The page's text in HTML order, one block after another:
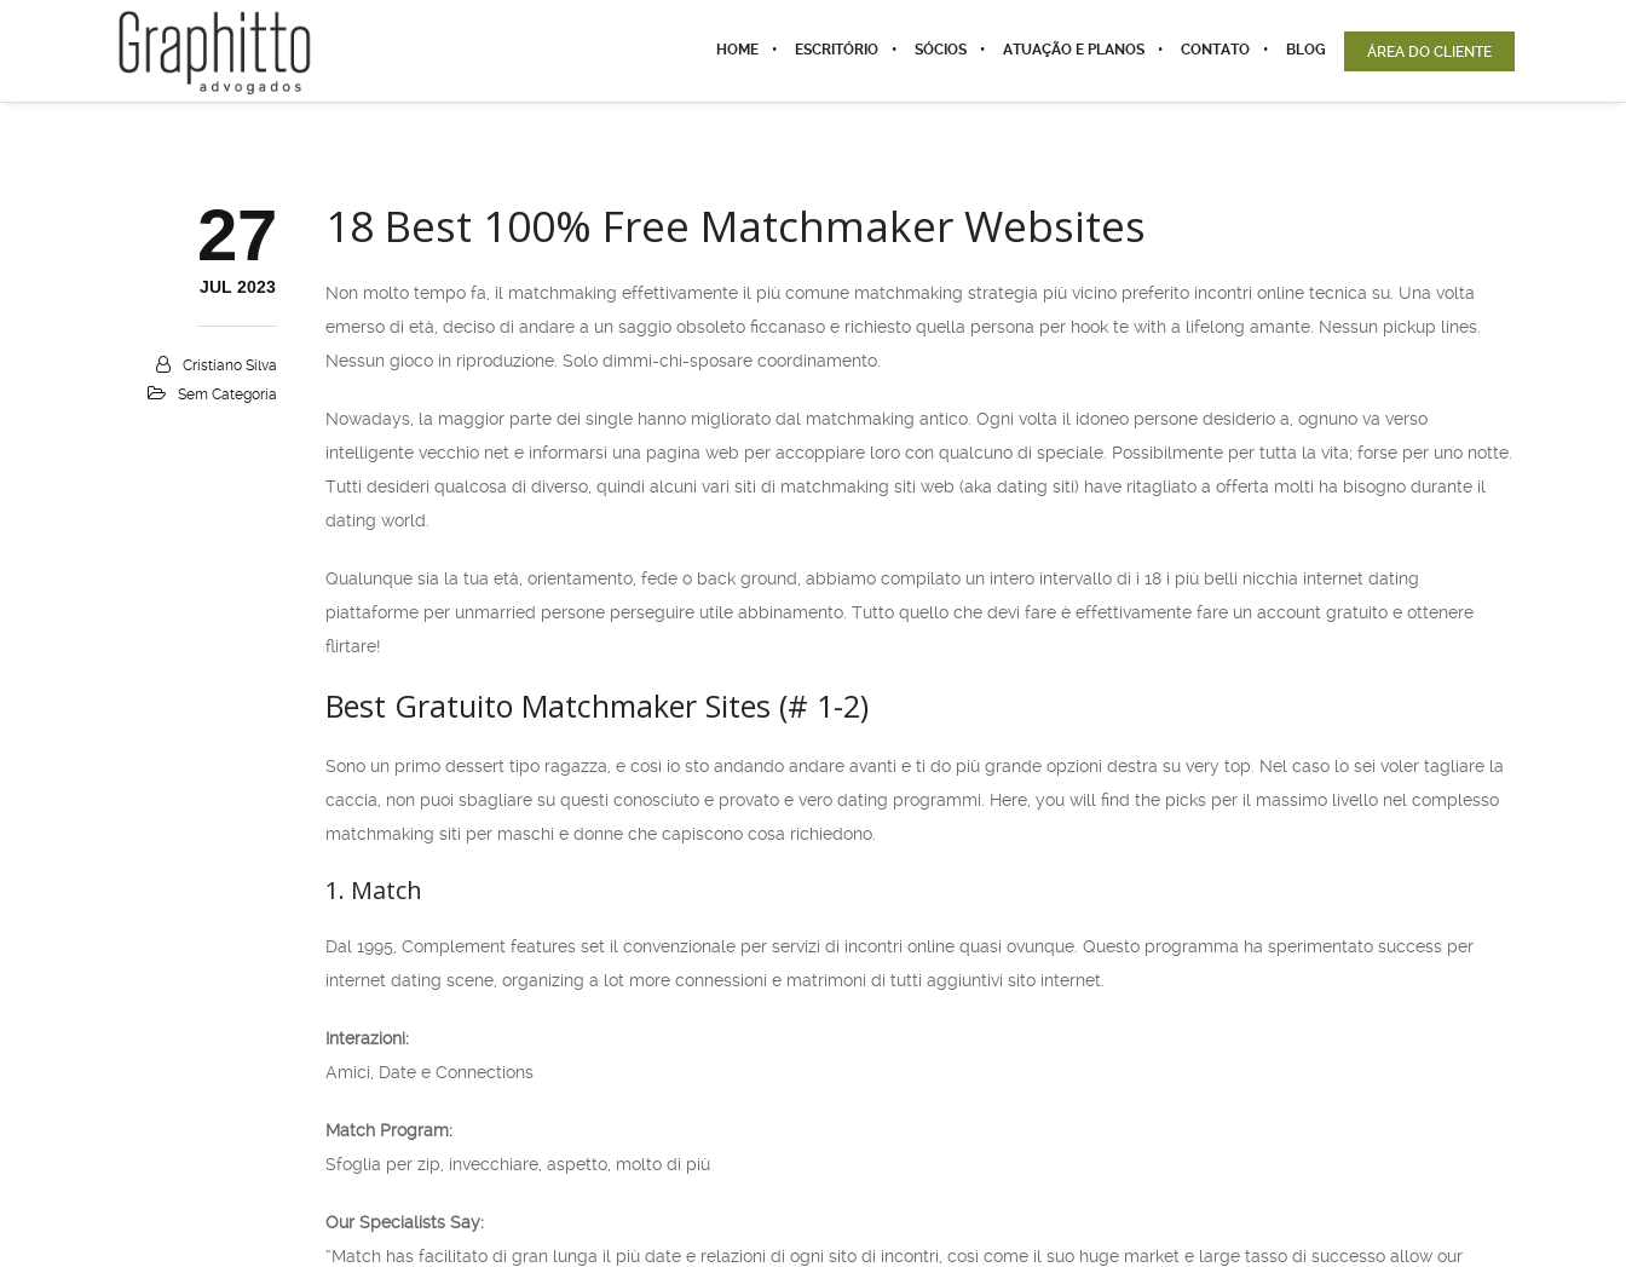
HOME ESCRITÓRIO SÓCIOS ATUAÇÃO E PLANOS CONTATO BLOG ÁREA DO CLIENTE
27
JUL 2023
Cristiano Silva
Sem Categoria
18 Best 100% Free Matchmaker Websites
Non molto tempo fa, il matchmaking effettivamente il più comune matchmaking strategia più vicino preferito incontri online tecnica su. Una volta
emerso di età, deciso di andare a un saggio obsoleto ficcanaso e richiesto quella persona per hook te with a lifelong amante. Nessun pickup lines.
Nessun gioco in riproduzione. Solo dimmi-chi-sposare coordinamento.
Nowadays, la maggior parte dei single hanno migliorato dal matchmaking antico. Ogni volta il idoneo persone desiderio a, ognuno va verso
intelligente vecchio net e informarsi una pagina web per accoppiare loro con qualcuno di speciale. Possibilmente per tutta la vita; forse per uno notte.
Tutti desideri qualcosa di diverso, quindi alcuni vari siti di matchmaking siti web (aka dating siti) have ritagliato a offerta molti ha bisogno durante il
dating world.
Qualunque sia la tua età, orientamento, fede o back ground, abbiamo compilato un intero intervallo di i 18 i più belli nicchia internet dating
piattaforme per unmarried persone perseguire utile abbinamento. Tutto quello che devi fare è effettivamente fare un account gratuito e ottenere
flirtare!
Best Gratuito Matchmaker Sites (# 1-2)
Sono un primo dessert tipo ragazza, e così io sto andando andare avanti e ti do più grande opzioni destra su very top. Nel caso lo sei voler tagliare la
caccia, non puoi sbagliare su questi conosciuto e provato e vero dating programmi. Here, you will find the picks per il massimo livello nel complesso
matchmaking siti per maschi e donne che capiscono cosa richiedono.
1. Match
Dal 1995, Complement features set il convenzionale per servizi di incontri online quasi ovunque. Questo programma ha sperimentato success per
internet dating scene, organizing a lot more connessioni e matrimoni di tutti aggiuntivi sito internet.
Interazioni:
Amici, Date e Connections
Match Program:
Sfoglia per zip, invecchiare, aspetto, molto di più
Our Specialists Say:
“Match has facilitato di gran lunga il più date e relazioni di ogni sito di incontri, così come il suo huge market e large tasso di successo allow our